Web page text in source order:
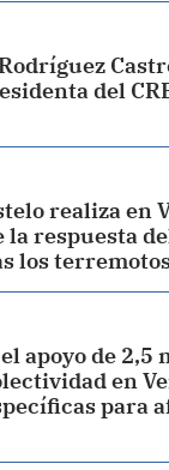
del
realiza en
la respuesta
los
apoyo de 2,5
en
para